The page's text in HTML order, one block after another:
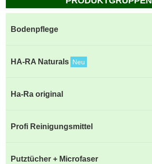
Bodenpflege
HA-RA Naturals Neu
Ha-Ra original
Profi Reinigungsmittel
Putztücher + Microfaser